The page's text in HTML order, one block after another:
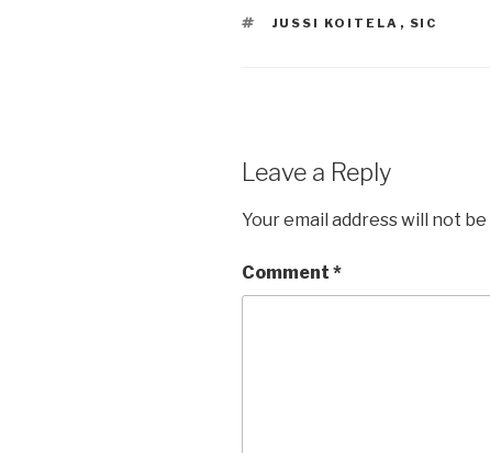
TAGS
JUSSI KOITELA , SIC
Leave a Reply
Your email address will not
Comment *